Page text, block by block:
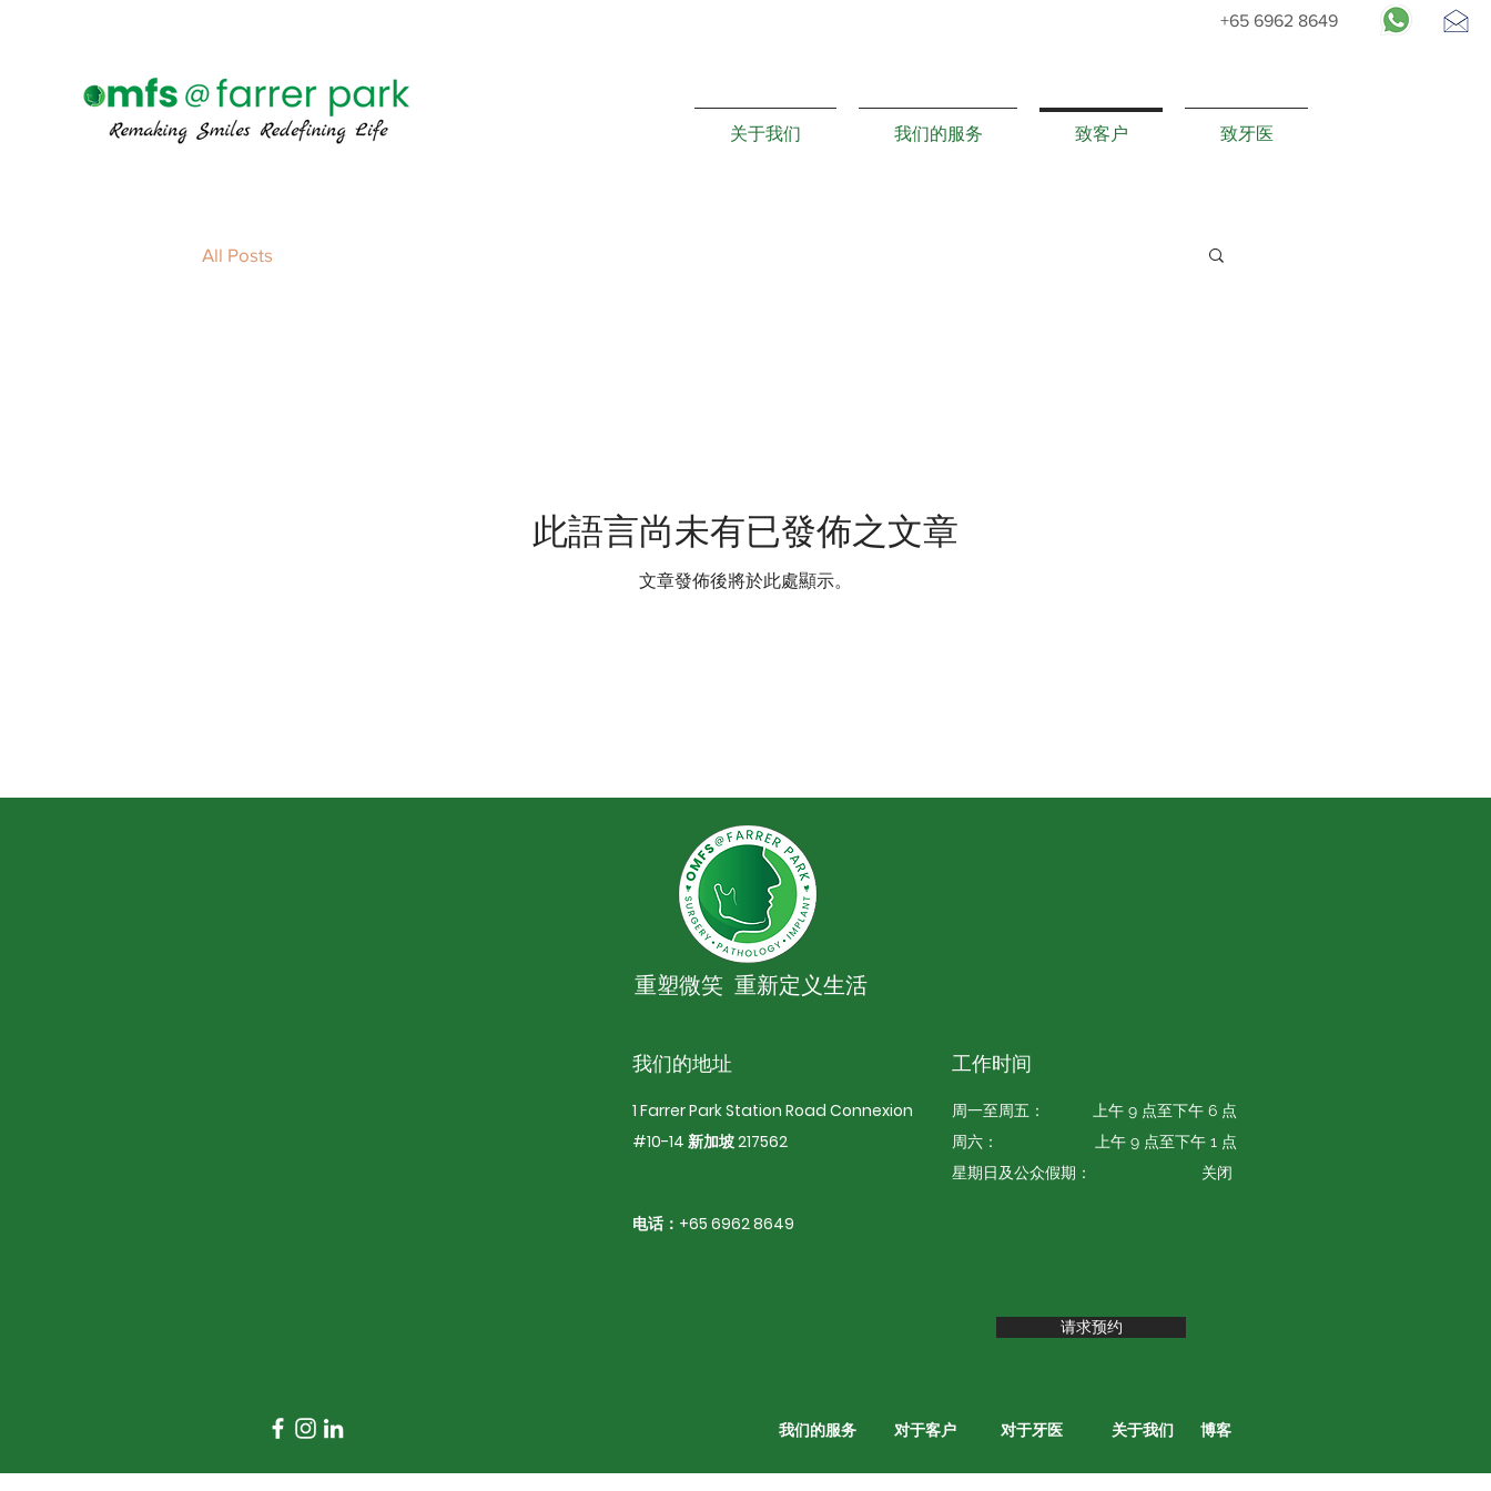
+65 6962 8649
关于我们 我们的服务 致客户 致牙医
All Posts
此語言尚未有已發佈之文章
文章發佈後將於此處顯示。
重塑微笑 重新定义生活
我们的地址
1 Farrer Park Station Road Connexion
#10-14 新加坡 217562
工作时间
周一至周五：
周六：
星期日及公众假期：
上午 9 点至下午 6 点
上午 9 点至下午 1 点
关闭
电话：+65 6962 8649
请求预约
我们的服务 对于客户 对于牙医 关于我们 博客